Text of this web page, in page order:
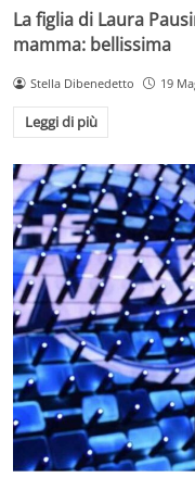
La figlia di Laura
mamma: bellissima
Stella Dibenedetto 19
Leggi di più